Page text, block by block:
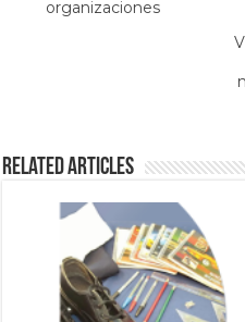
organizaciones
Related Articles